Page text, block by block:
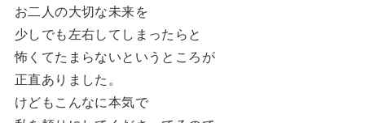
お二人の大切な未来を
少しでも左右してしまったらと
怖くてたまらないというところが
正直ありました。
けどもこんなに本気で